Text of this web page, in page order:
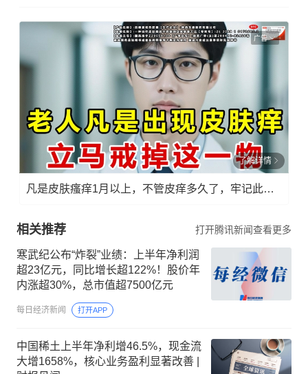
广告
了解详情
凡是皮肤瘙痒1月以上，不管皮痒多久了，牢记此法，快！准！狠！
相关推荐 打开腾讯新闻查看更多
寒武纪公布“炸裂”业绩：上半年净利润
超23亿元，同比增长超122%！股价年
内涨超30%，总市值超7500亿元
每日经济新闻 打开APP
中国稀土上半年净利增46.5%，现金流
大增1658%，核心业务盈利显著改善 |